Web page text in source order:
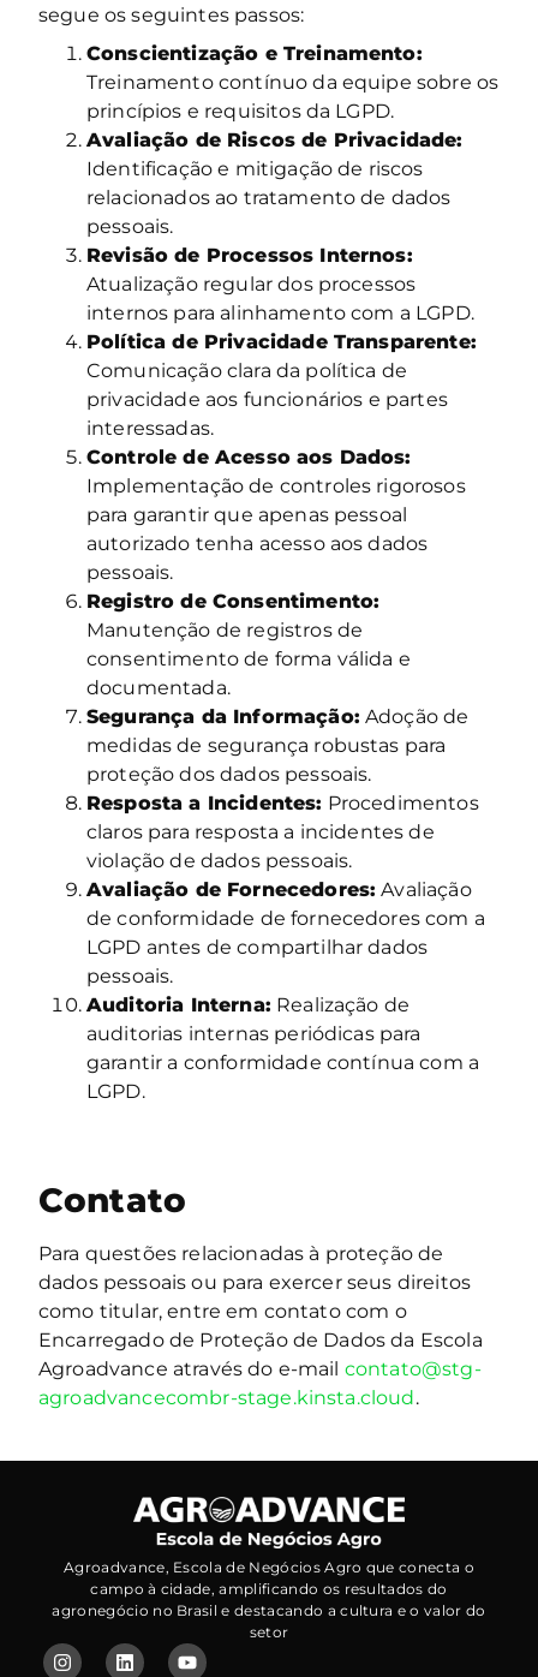
segue os seguintes passos:
Conscientização e Treinamento:
Treinamento contínuo da equipe sobre os
princípios e requisitos da LGPD.
Avaliação de Riscos de Privacidade:
Identificação e mitigação de riscos
relacionados ao tratamento de dados
pessoais.
Revisão de Processos Internos:
Atualização regular dos processos
internos para alinhamento com a LGPD.
Política de Privacidade Transparente:
Comunicação clara da política de
privacidade aos funcionários e partes
interessadas.
Controle de Acesso aos Dados:
Implementação de controles rigorosos
para garantir que apenas pessoal
autorizado tenha acesso aos dados
pessoais.
Registro de Consentimento:
Manutenção de registros de
consentimento de forma válida e
documentada.
Segurança da Informação: Adoção de
medidas de segurança robustas para
proteção dos dados pessoais.
Resposta a Incidentes: Procedimentos
claros para resposta a incidentes de
violação de dados pessoais.
Avaliação de Fornecedores: Avaliação
de conformidade de fornecedores com a
LGPD antes de compartilhar dados
pessoais.
Auditoria Interna: Realização de
auditorias internas periódicas para
garantir a conformidade contínua com a
LGPD.
Contato
Para questões relacionadas à proteção de
dados pessoais ou para exercer seus direitos
como titular, entre em contato com o
Encarregado de Proteção de Dados da Escola
Agroadvance através do e-mail contato@stg-
agroadvancecombr-stage.kinsta.cloud.
Agroadvance, Escola de Negócios Agro que conecta o
campo à cidade, amplificando os resultados do
agronegócio no Brasil e destacando a cultura e o valor do
setor